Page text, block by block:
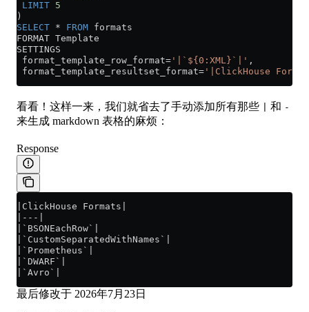
LIMIT 5
)
SELECT * FROM formats
FORMAT Template
SETTINGS
format_template_row_format= '|`${0:XML}`|' ,
format_template_resultset_format= '|ClickHouse
看看！这样一来，我们就省去了手动添加所有那些 和 -
来生成 markdown 表格的麻烦：
Response
|ClickHouse Formats|
|---|
|`BSONEachRow`|
|`CustomSeparatedWithNames`|
|`Prometheus`|
|`DWARF`|
|`Avro`|
最后修改于 2026年7月23日